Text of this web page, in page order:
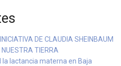
DE CLAUDIA SHEINBAUM
NUESTRA TIERRA
lactancia materna en Baja